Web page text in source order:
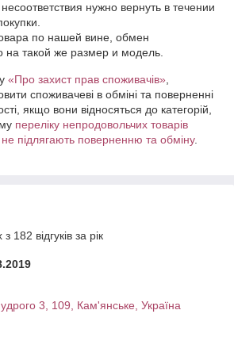
по нашей вине, обмен
на такой же размер и модель.
«Про захист прав споживачів»
споживачеві в обміні та поверненні
якщо вони відносяться до категорій,
переліку непродовольчих товарів
підлягають поверненню та обміну.
182 відгуків за рік
3, 109, Кам'янське, Україна